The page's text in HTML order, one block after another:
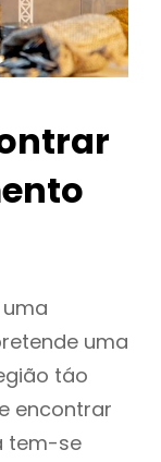
uma
táo
encontrar
tem-se